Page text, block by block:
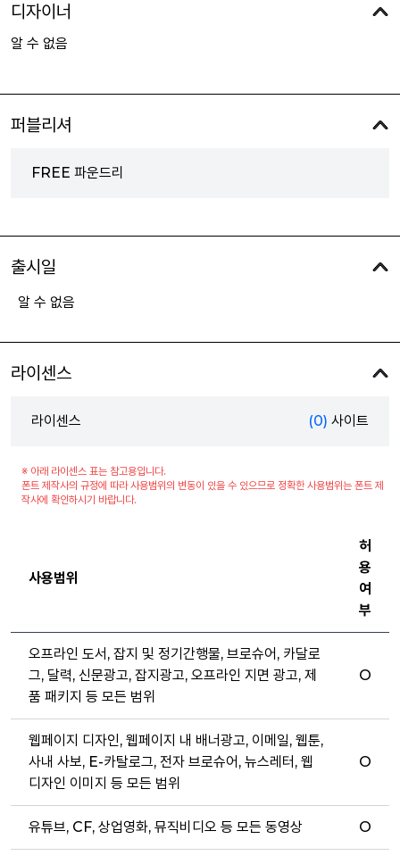
디자이너
알 수 없음
퍼블리셔
FREE 파운드리
출시일
알 수 없음
라이센스
라이센스 (0) 사이트
※ 아래 라이센스 표는 참고용입니다.
폰트 제작사의 규정에 따라 사용범위의 변동이 있을 수 있으므로 정확한 사용범위는 폰트 제
작사에 확인하시기 바랍니다.
사용범위
허
용
여
부
오프라인 도서, 잡지 및 정기간행물, 브로슈어, 카달로
그, 달력, 신문광고, 잡지광고, 오프라인 지면 광고, 제
품 패키지 등 모든 범위
O
웹페이지 디자인, 웹페이지 내 배너광고, 이메일, 웹툰,
사내 사보, E-카탈로그, 전자 브로슈어, 뉴스레터, 웹
디자인 이미지 등 모든 범위
O
유튜브, CF, 상업영화, 뮤직비디오 등 모든 동영상 O